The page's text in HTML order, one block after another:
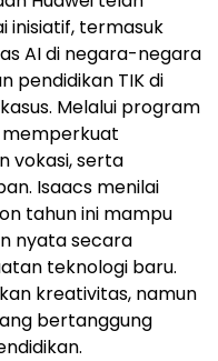
inisiatif, termasuk
AI di negara-negara
pendidikan TIK di
Melalui program
memperkuat
vokasi, serta
Isaacs menilai
tahun ini mampu
nyata secara
teknologi baru.
kreativitas, namun
bertanggung